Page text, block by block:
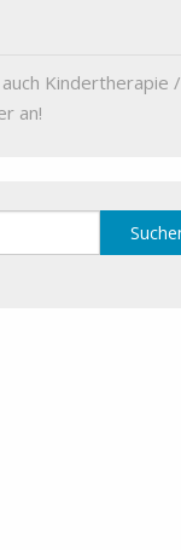
Kindertherapie /
an!